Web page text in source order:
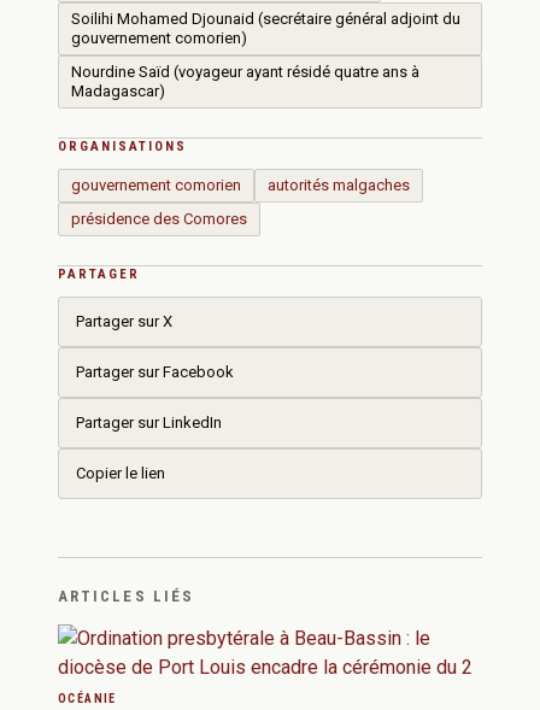
Soilihi Mohamed Djounaid (secrétaire général adjoint du
gouvernement comorien)
Nourdine Saïd (voyageur ayant résidé quatre ans à
Madagascar)
ORGANISATIONS
gouvernement comorien
autorités malgaches
présidence des Comores
PARTAGER
Partager sur X
Partager sur Facebook
Partager sur LinkedIn
Copier le lien
ARTICLES LIÉS
OCÉANIE